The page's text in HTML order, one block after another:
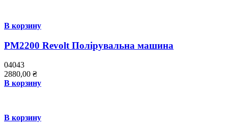
В корзину
PM2200 Revolt Полірувальна машина
04043
2880,00 ₴
В корзину
В корзину